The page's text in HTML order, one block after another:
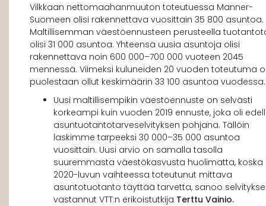
Vilkkaan nettomaahanmuuton toteutuessa Manner-
Suomeen olisi rakennettava vuosittain 35 800 asuntoa.
Maltillisemman väestöennusteen perusteella
olisi 31 000 asuntoa. Yhteensä uusia asuntoja olisi
rakennettava noin 600 000–700 000 vuoteen 2045
mennessä. Viimeksi kuluneiden 20 vuoden toteutuma
puolestaan ollut keskimäärin 33 100 asuntoa vuodessa.
Uusi maltillisempikin väestöennuste on selvästi
korkeampi kuin vuoden 2019 ennuste, joka oli
asuntuotantotarveselvityksen pohjana. Tällöin
laskimme tarpeeksi 30 000–35 000 asuntoa
vuosittain. Uusi arvio on samalla tasolla
suuremmasta väestökasvusta huolimatta, koska
2020-luvun vaihteessa toteutunut mittava
asuntotuotanto täyttää tarvetta, sanoo
vastannut VTT:n erikoistutkija Terttu Vainio.